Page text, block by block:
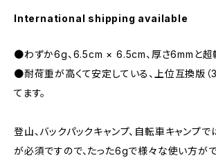
International shipping available
●わずか6g、6.5cm × 6.5cm、厚さ6mmと超
●耐荷重が高くて安定している、上位互換版（
てます。
登山、バックパックキャンプ、自転車キャンプで
が必須ですので、たった6gで様々な使い方がで